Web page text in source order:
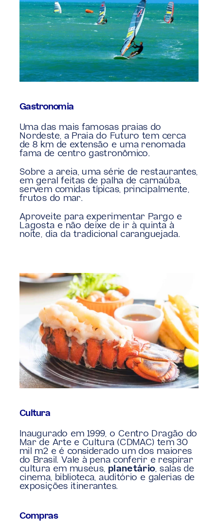
Gastronomia
Uma das mais famosas praias do
Nordeste, a Praia do Futuro tem cerca
de 8 km de extensão e uma renomada
fama de centro gastronômico.
Sobre a areia, uma série de restaurantes,
em geral feitas de palha de carnaúba,
servem comidas típicas, principalmente,
frutos do mar.
Aproveite para experimentar Pargo e
Lagosta e não deixe de ir à quinta à
noite, dia da tradicional caranguejada.
Cultura
Inaugurado em 1999, o Centro Dragão do
Mar de Arte e Cultura (CDMAC) tem 30
mil m2 e é considerado um dos maiores
do Brasil. Vale à pena conferir e respirar
cultura em museus, planetário, salas de
cinema, biblioteca, auditório e galerias de
exposições itinerantes.
Compras